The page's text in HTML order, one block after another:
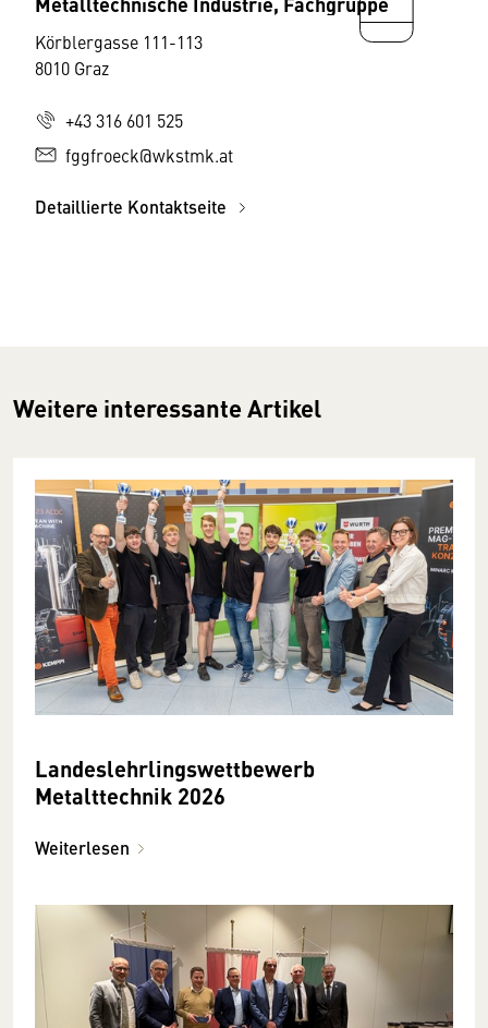
Körblergasse 111-113
8010 Graz
+43 316 601 525
fggfroeck@wkstmk.at
Detaillierte Kontaktseite
Weitere interessante Artikel
Landeslehrlingswettbewerb
Metalttechnik 2026
Weiterlesen